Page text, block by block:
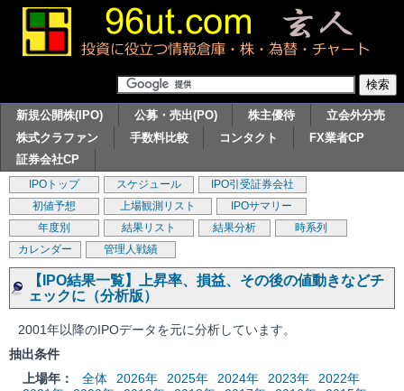
新規公開株(IPO) 公募・売出(PO) 株主優待
立会外分売
株式クラファン
手数料比較 コンタクト
FX業者CP
証券会社CP
IPOトップ スケジュール
IPO引受証券会社
初値予想
上場観測リスト
IPOサマリー
年度別
結果リスト 結果分析
時系列
カレンダー
管理人戦績
【IPO結果一覧】上昇率、損益、その後の値動きなどチ
ェックに（分析版）
2001年以降のIPOデータを元に分析しています。
抽出条件
上場年：
全体 2026年 2025年 2024年 2023年
2022年